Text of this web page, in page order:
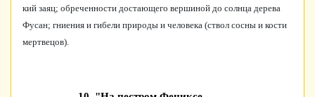
кий заяц; обреченности достающего вершиной до солнца дерева
Фусан; гниения и гибели природы и человека (ствол сосны и кос­ти
мертвецов).